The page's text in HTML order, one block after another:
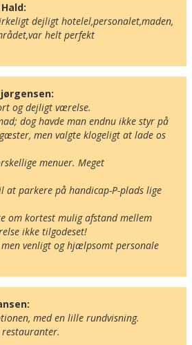
hotell i Tyskland
dejligt hotelel,personalet,maden,
helt perfekt
og dejligt værelse.
dog havde man endnu ikke styr på
men valgte klogeligt at lade os
menuer. Meget
at parkere på handicap-P-plads lige
om kortest mulig afstand mellem
ikke tilgodeset!
venligt og hjælpsomt personale
med en lille rundvisning.